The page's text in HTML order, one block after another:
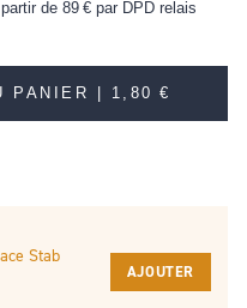
de 89 €par DPD relais
PANIER | 1,80 €
Stab
AJOUTER